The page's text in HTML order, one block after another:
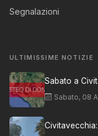
Segnalazioni
ULTIMISSIME NOTIZIE
Sabato a
Sabato, 08